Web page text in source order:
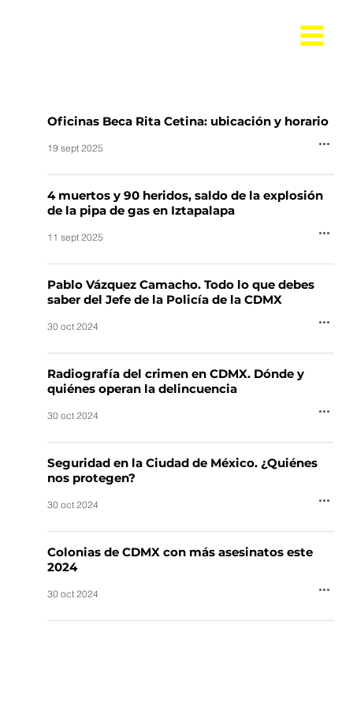
Oficinas Beca Rita Cetina: ubicación y horario
19 sept 2025
4 muertos y 90 heridos, saldo de la explosión
de la pipa de gas en Iztapalapa
11 sept 2025
Pablo Vázquez Camacho. Todo lo que debes
saber del Jefe de la Policía de la CDMX
30 oct 2024
Radiografía del crimen en CDMX. Dónde y
quiénes operan la delincuencia
30 oct 2024
Seguridad en la Ciudad de México. ¿Quiénes
nos protegen?
30 oct 2024
Colonias de CDMX con más asesinatos este
2024
30 oct 2024